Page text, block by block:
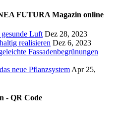
FUTURA Magazin online
Luft Dez 28, 2023
realisieren Dez 6, 2023
Fassadenbegrünungen
neue Pflanzsystem Apr 25,
- QR Code